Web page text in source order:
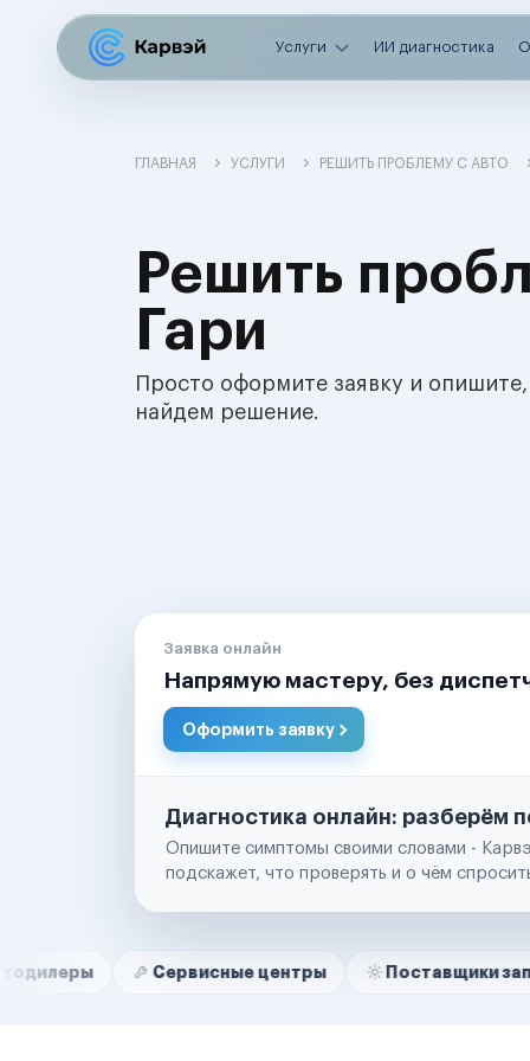
Услуги ИИ диагностика
ГЛАВНАЯ УСЛУГИ РЕШИТЬ ПРОБЛЕМУ С АВТО
Решить
Гари
Просто оформите заявку и
найдем решение.
Заявка онлайн
Напрямую мастеру, без
Оформить заявку
Диагностика онлайн: разберём
Опишите симптомы своими словами -
подскажет, что проверять и о чём
Нам доверяют
Сервисные центры Поставщики запчастей
Маркетплейсы